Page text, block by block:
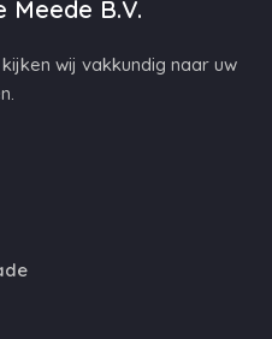
Meede B.V.
wij vakkundig naar uw